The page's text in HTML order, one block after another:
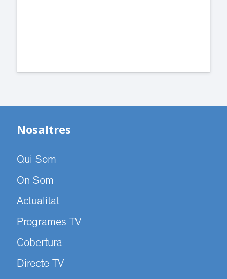
Nosaltres
Qui Som
On Som
Actualitat
Programes TV
Cobertura
Directe TV